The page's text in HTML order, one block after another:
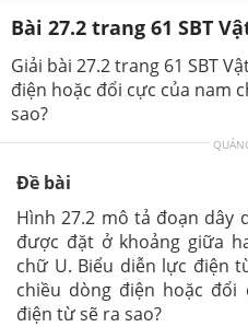
Bài 27.2 trang 61 SBT
Giải bài 27.2 trang 61 SBT
điện hoặc đổi cực của nam
sao?
Đề bài
Hình 27.2 mô tả đoạn dây
được đặt ở khoảng giữa
chữ U. Biểu diễn lực điện
chiều dòng điện hoặc
điện từ sẽ ra sao?